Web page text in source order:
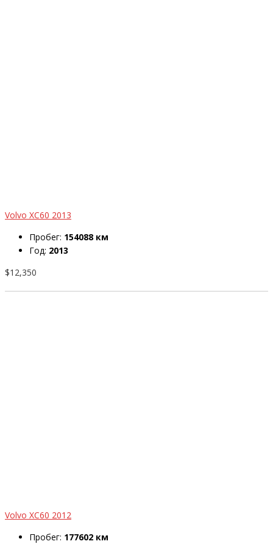
Volvo XC60 2013
Пробег: 154088 км
Год: 2013
$12,350
Volvo XC60 2012
Пробег: 177602 км